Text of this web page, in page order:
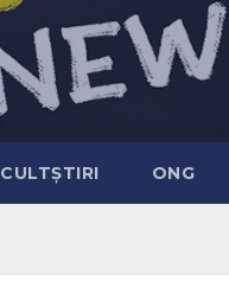
CULTȘTIRI ONG